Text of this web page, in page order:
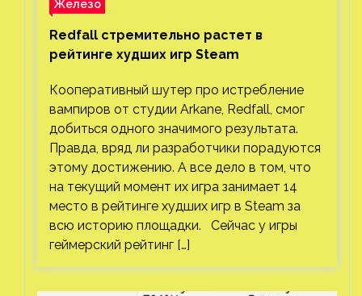
Железо
Redfall стремительно растет в
рейтинге худших игр Steam
Кооперативный шутер про истребление
вампиров от студии Arkane, Redfall, смог
добиться одного значимого результата.
Правда, вряд ли разработчики порадуются
этому достижению. А все дело в том, что
на текущий момент их игра занимает 14
место в рейтинге худших игр в Steam за
всю историю площадки. Сейчас у игры
геймерский рейтинг […]